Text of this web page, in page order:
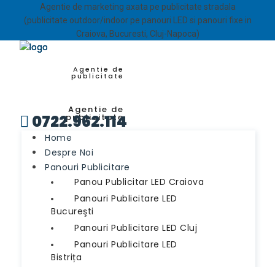
Agentie de marketing axata pe publicitate stradala
(publicitate outdoor/indoor pe panouri LED si panouri fixe in
Craiova, Bucuresti, Cluj-Napoca)
Agentie de
publicitate
Agentie de
publicitate
 0722.962.114
Home
Despre Noi
Panouri Publicitare
Panou Publicitar LED Craiova
Panouri Publicitare LED
Bucureşti
Panouri Publicitare LED Cluj
Panouri Publicitare LED
Bistrița